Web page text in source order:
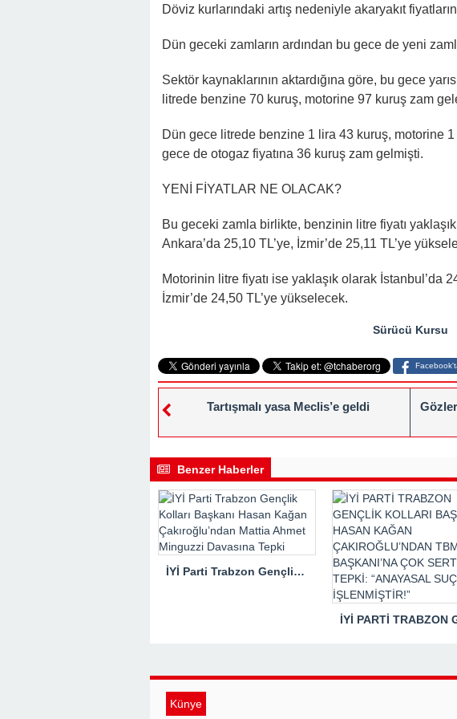
22:16 -Hapisten Dönen Kayınpederini Mahzene
Döviz kurlarındaki artış nedeniyle akaryakıt
Dün geceki zamların ardından bu gece de yeni
Sektör kaynaklarının aktardığına göre, bu gece
litrede benzine 70 kuruş, motorine 97 kuruş zam
Dün gece litrede benzine 1 lira 43 kuruş, motorine
gece de otogaz fiyatına 36 kuruş zam gelmişti.
YENİ FİYATLAR NE OLACAK?
Bu geceki zamla birlikte, benzinin litre fiyatı
Ankara’da 25,10 TL’ye, İzmir’de 25,11 TL’ye
Motorinin litre fiyatı ise yaklaşık olarak İstanbul’da
İzmir’de 24,50 TL’ye yükselecek.
Sürücü Kursu
Tartışmalı yasa Meclis’e geldi
Benzer Haberler
İYİ Parti Trabzon Gençlik Kolları Başkanı Hasan Kağan Çakıroğlu’ndan Mattia Ahmet Minguzzi Davasına Tepki
Künye